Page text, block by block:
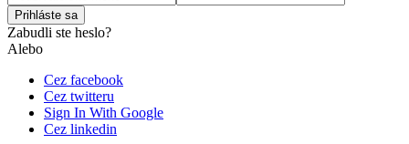
Zabudli ste heslo?
Alebo
Cez facebook
Cez twitteru
Sign In With Google
Cez linkedin